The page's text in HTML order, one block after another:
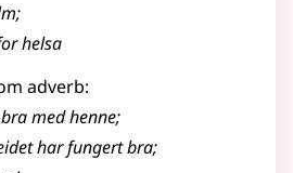
;
helsa
adverb:
med henne;
har fungert bra;